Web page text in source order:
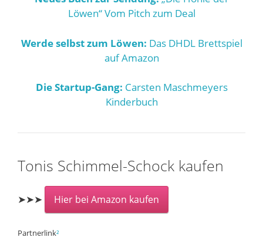
Löwen“ Vom Pitch zum Deal
Werde selbst zum Löwen: Das DHDL Brettspiel
auf Amazon
Die Startup-Gang: Carsten Maschmeyers
Kinderbuch
Tonis Schimmel-Schock kaufen
➤➤➤ Hier bei Amazon kaufen
Partnerlink²